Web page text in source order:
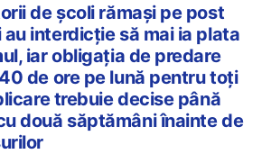
de școli rămași pe post
interdicție să mai ia plata
iar obligația de predare
de ore pe lună pentru toți
trebuie decise până
două săptămâni înainte de